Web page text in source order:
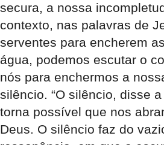
secura, a nossa
contexto, nas palavras de
serventes para encherem
água, podemos escutar o
nós para enchermos a
silêncio. “O silêncio, disse
torna possível que nos
Deus. O silêncio faz do